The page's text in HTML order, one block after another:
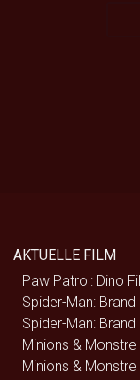
AKTUELLE FILM
Paw Patrol: Dino
Spider-Man:
Spider-Man:
Minions & Monstre
Minions & Monstre